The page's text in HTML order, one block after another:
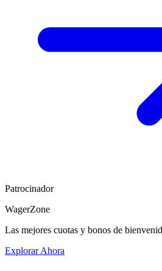
Patrocinador
WagerZone
Las mejores cuotas y bonos de
Explorar Ahora